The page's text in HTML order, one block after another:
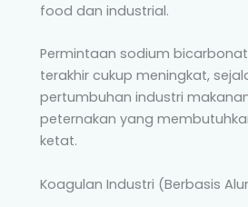
food dan industrial.
Permintaan sodium
terakhir cukup meningkat,
pertumbuhan industri
peternakan yang
ketat.
Koagulan Industri (Berbasis